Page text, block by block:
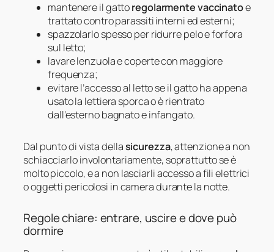
mantenere il gattoregolarmente vaccinatoe
trattato contro parassiti interni ed esterni;
spazzolarlo spesso per ridurre pelo e forfora
sul letto;
lavare lenzuola e coperte con maggiore
frequenza;
evitare l’accesso al letto se il gatto ha appena
usato la lettiera sporca o è rientrato
dall’esterno bagnato e infangato.
Dal punto di vista dellasicurezza, attenzione a non
schiacciarlo involontariamente, soprattutto se è
molto piccolo, e a non lasciarli accesso a fili elettrici
o oggetti pericolosi in camera durante la notte.
Regole chiare: entrare, uscire e dove può
dormire